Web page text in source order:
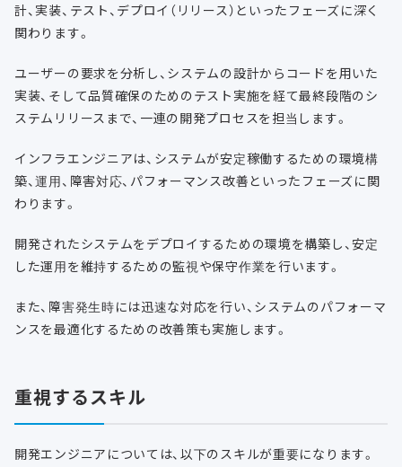
計、実装、テスト、デプロイ（リリース）といったフェーズに深く
関わります。
ユーザーの要求を分析し、システムの設計からコードを用いた
実装、そして品質確保のためのテスト実施を経て最終段階のシ
ステムリリースまで、一連の開発プロセスを担当します。
インフラエンジニアは、システムが安定稼働するための環境構
築、運用、障害対応、パフォーマンス改善といったフェーズに関
わります。
開発されたシステムをデプロイするための環境を構築し、安定
した運用を維持するための監視や保守作業を行います。
また、障害発生時には迅速な対応を行い、システムのパフォーマ
ンスを最適化するための改善策も実施します。
重視するスキル
開発エンジニアについては、以下のスキルが重要になります。